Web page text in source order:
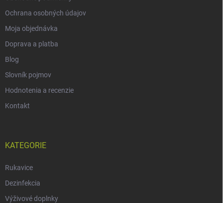
Ochrana osobných údajov
Moja objednávka
Doprava a platba
Blog
Slovník pojmov
Hodnotenia a recenzie
Kontakt
KATEGORIE
Rukavice
Dezinfekcia
Výživové doplnky